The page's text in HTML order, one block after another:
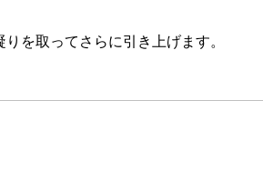
を取ってさらに引き上げます。